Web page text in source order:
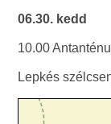
06.30. kedd
10.00
Lepkés